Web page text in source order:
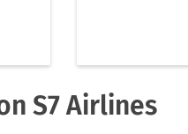
S7 Airlines